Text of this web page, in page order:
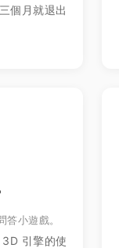
個月就退出
小遊戲。
引擎的使